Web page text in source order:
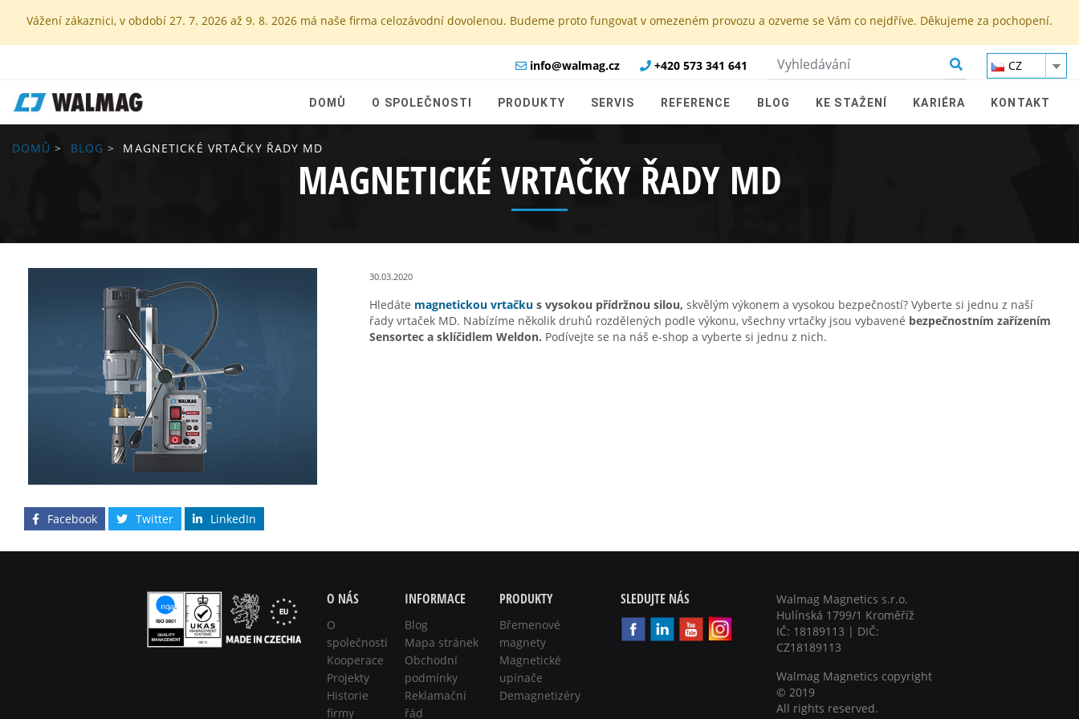
Vážení zákaznici, v období 27. 7. 2026 až 9. 8. 2026 má naše firma celozávodní dovolenou. Budeme proto fungovat v omezeném provozu a ozveme se Vám co nejdříve. Děkujeme za pochopení.
CZ
+420 573 341 641
info@walmag.cz
KONTAKT
KARIÉRA
KE STAŽENÍ
BLOG
REFERENCE
SERVIS
PRODUKTY
O SPOLEČNOSTI
DOMŮ
DOMŮ BLOG MAGNETICKÉ VRTAČKY ŘADY MD
MAGNETICKÉ VRTAČKY ŘADY MD
30.03.2020
Hledáte magnetickou vrtačku s vysokou přídržnou silou, skvělým výkonem a vysokou bezpečností? Vyberte si jednu z naší
řady vrtaček MD. Nabízíme několik druhů rozdělených podle výkonu, všechny vrtačky jsou vybavené bezpečnostním zařízením
Sensortec a sklíčidlem Weldon. Podívejte se na náš e-shop a vyberte si jednu z nich.
Facebook Twitter LinkedIn
O NÁS
O
společnosti
Kooperace
Projekty
Historie
firmy
INFORMACE
Blog
Mapa stránek
Obchodní
podmínky
Reklamační
řád
PRODUKTY
Břemenové
magnety
Magnetické
upínače
Demagnetizéry
SLEDUJTE NÁS
Walmag Magnetics s.r.o.
Hulínská 1799/1 Kroměříž
IČ: 18189113 | DIČ:
CZ18189113
Walmag Magnetics copyright
© 2019
All rights reserved.